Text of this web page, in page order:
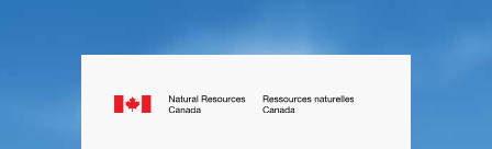
Canada.ca
/